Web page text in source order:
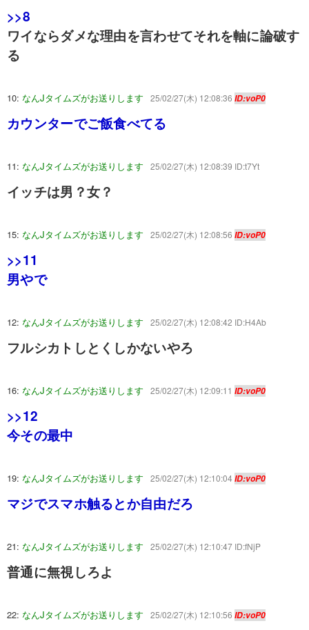
>>8
ワイならダメな理由を言わせてそれを軸に論破す
る
10: なんJタイムズがお送りします 25/02/27(木) 12:08:36 ID:voP0
カウンターでご飯食べてる
11: なんJタイムズがお送りします 25/02/27(木) 12:08:39 ID:t7Yt
イッチは男？女？
15: なんJタイムズがお送りします 25/02/27(木) 12:08:56 ID:voP0
>>11
男やで
12: なんJタイムズがお送りします 25/02/27(木) 12:08:42 ID:H4Ab
フルシカトしとくしかないやろ
16: なんJタイムズがお送りします 25/02/27(木) 12:09:11 ID:voP0
>>12
今その最中
19: なんJタイムズがお送りします 25/02/27(木) 12:10:04ID:voP0
マジでスマホ触るとか自由だろ
21: なんJタイムズがお送りします 25/02/27(木) 12:10:47 ID:fNjP
普通に無視しろよ
22: なんJタイムズがお送りします 25/02/27(木) 12:10:56 ID:voP0